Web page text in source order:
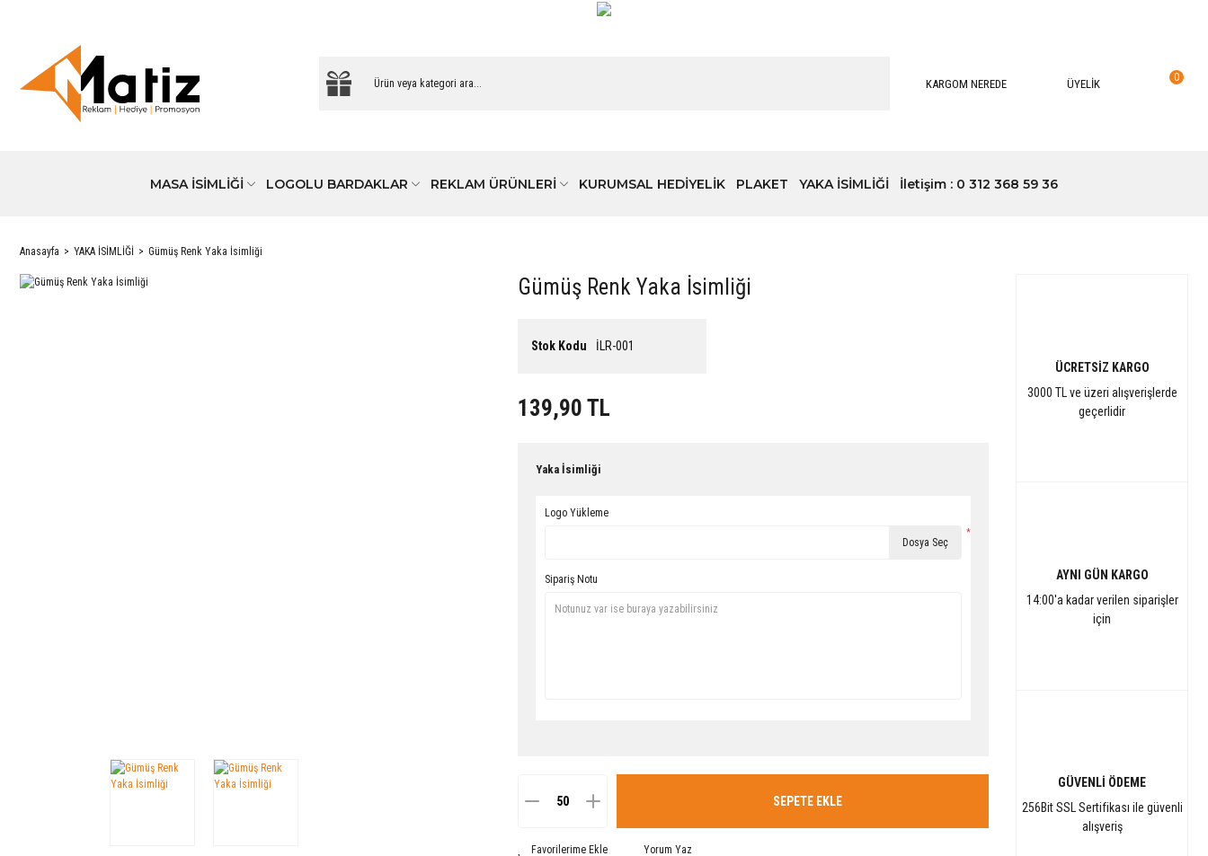
KARGOM NEREDE ÜYELİK 0
MASA İSİMLİĞİ LOGOLU BARDAKLAR REKLAM ÜRÜNLERİ KURUMSAL HEDİYELİK PLAKET YAKA İSİMLİĞİ İletişim : 0 312 368 59 36
Anasayfa YAKA İSİMLİĞİ Gümüş Renk Yaka İsimliği
Gümüş Renk Yaka İsimliği
Stok Kodu İLR-001
139,90 TL
Yaka İsimliği
Logo Yükleme
Dosya Seç
*
Sipariş Notu
SEPETE EKLE
Yorum Yaz
ÜCRETSİZ KARGO
3000 TL ve üzeri alışverişlerde
geçerlidir
AYNI GÜN KARGO
14:00'a kadar verilen siparişler
için
GÜVENLİ ÖDEME
256Bit SSL Sertifikası ile güvenli
alışveriş